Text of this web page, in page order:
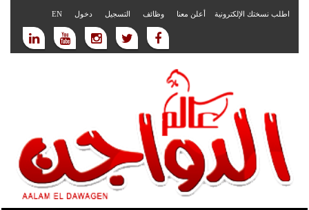
اطلب نسختك الإلكترونية أعلن معنا وظائف التسجيل دخول EN